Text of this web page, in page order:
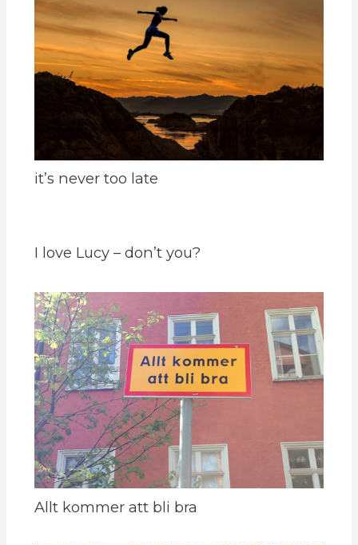
it’s never too late
I love Lucy – don’t you?
Allt kommer att bli bra